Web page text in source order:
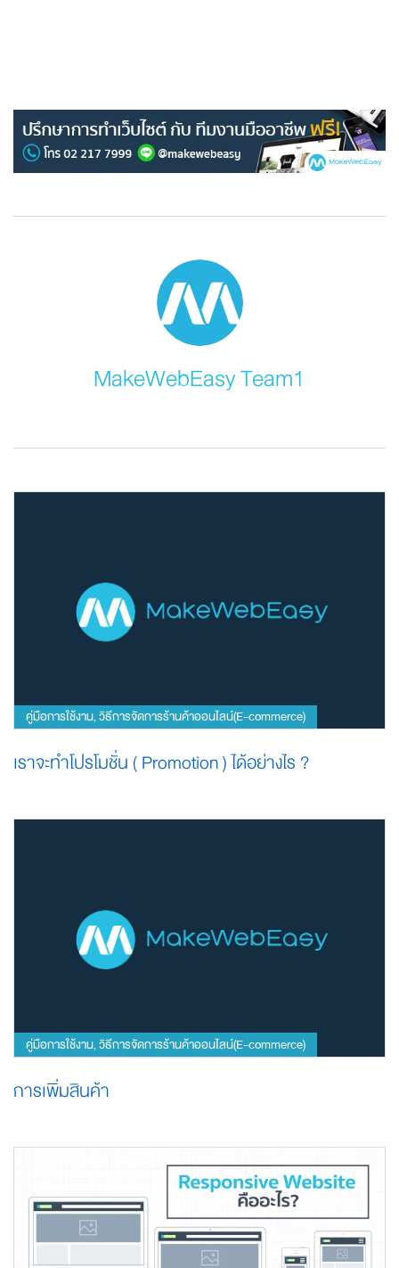
MakeWebEasy Team1
คู่มือการใช้งาน,วิธีการจัดการร้านค้าออนไลน์(E-commerce)
เราจะทำโปรโมชั่น ( Promotion ) ได้อย่างไร ?
คู่มือการใช้งาน,วิธีการจัดการร้านค้าออนไลน์(E-commerce)
การเพิ่มสินค้า